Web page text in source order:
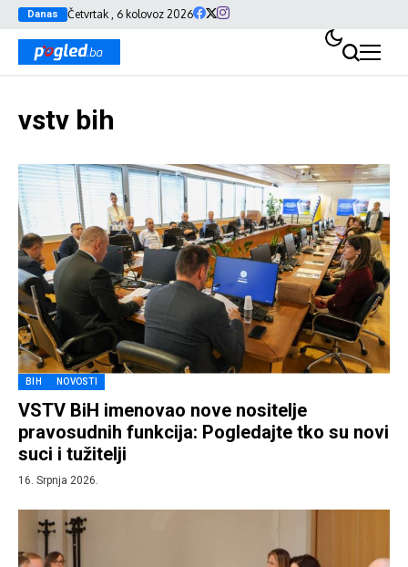
Danas Četvrtak , 6 kolovoz 2026
vstv bih
BIH NOVOSTI
VSTV BiH imenovao nove nositelje
pravosudnih funkcija: Pogledajte tko su novi
suci i tužitelji
16. Srpnja 2026.